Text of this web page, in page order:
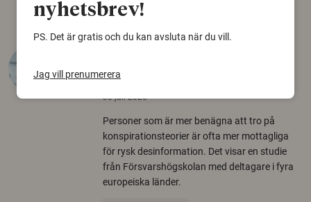
desinformation?
30 juli 2026
Personer som är mer benägna att tro på
konspirationsteorier är ofta mer mottagliga
för rysk desinformation. Det visar en studie
från Försvarshögskolan med deltagare i fyra
europeiska länder.
nyhetsbrev!
PS. Det är gratis och du kan avsluta när du vill.
Jag vill prenumerera